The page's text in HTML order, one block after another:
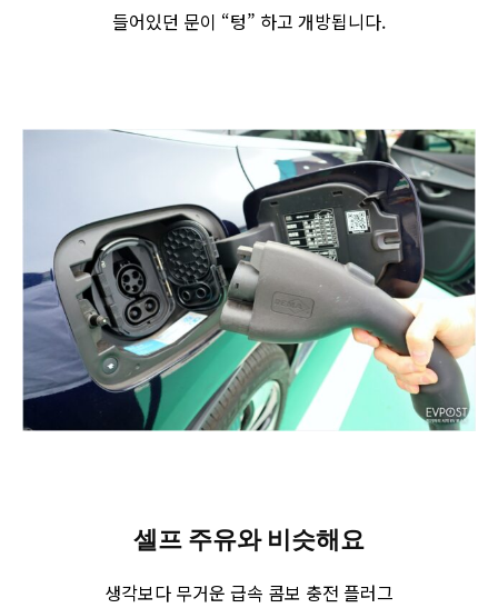
들어있던 문이 “텅” 하고 개방됩니다.
셀프 주유와 비슷해요
생각보다 무거운 급속 콤보 충전 플러그